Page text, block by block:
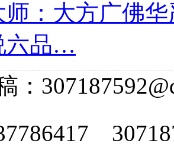
师：大方广佛
六品…
：